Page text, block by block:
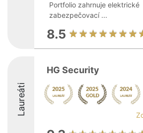
Portfolio zahrnuje elektrické
zabezpečovací ...
8.5
Laureáti
HG Security